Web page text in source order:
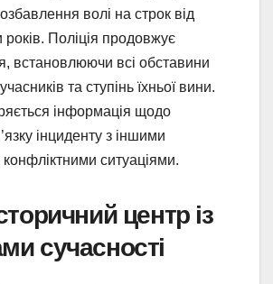
волі на строк від
Поліція продовжує
встановлюючи всі обставини
та ступінь їхньої вини.
інформація щодо
інциденту з іншими
ситуаціями.
центр із
сучасності